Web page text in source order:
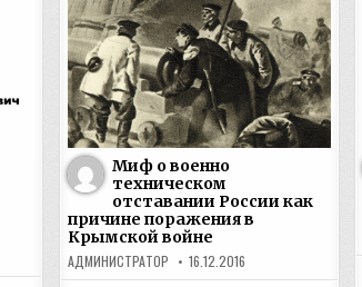
Миф о военно
техническом
отставании России как
причине поражения в
Крымской войне
АДМИНИСТРАТОР 16.12.2016